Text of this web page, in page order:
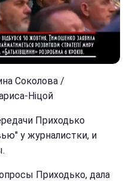
Соколова /
Ніцой
Приходько
у журналистки, и
Приходько, дала